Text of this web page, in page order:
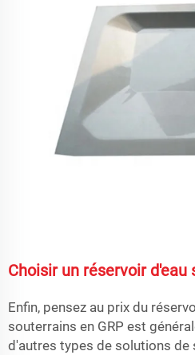
Choisir un réservoir d'eau
Enfin, pensez au prix du
souterrains en GRP est
d'autres types de solutions de